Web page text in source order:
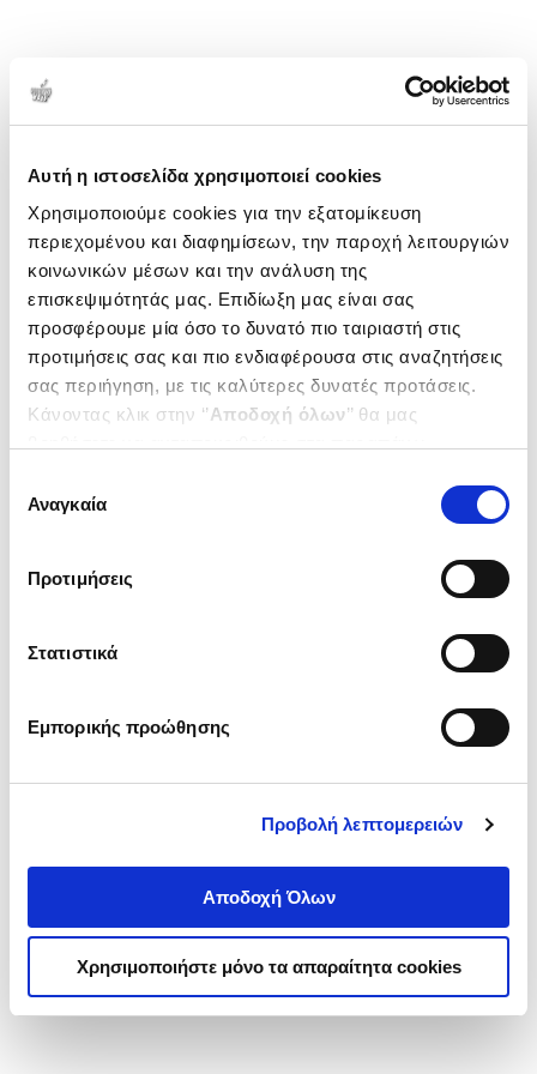
Αυτή η ιστοσελίδα χρησιμοποιεί cookies
Χρησιμοποιούμε cookies για την εξατομίκευση
περιεχομένου και διαφημίσεων, την παροχή λειτουργιών
κοινωνικών μέσων και την ανάλυση της
επισκεψιμότητάς μας. Επιδίωξη μας είναι σας
προσφέρουμε μία όσο το δυνατό πιο ταιριαστή στις
προτιμήσεις σας και πιο ενδιαφέρουσα στις αναζητήσεις
σας περιήγηση, με τις καλύτερες δυνατές προτάσεις.
Κάνοντας κλικ στην ‘’Αποδοχή όλων’’ θα μας
ενδιαφέρουν και να επιλέξετε από τα παρακάτω με την
΄΄και να ενημερωθείτε σχετικά με
συγκατάθεσης
Αναγκαία
Προτιμήσεις
Στατιστικά
Εμπορικής προώθησης
Προβολή λεπτομερειών
Αποδοχή Όλων
Χρησιμοποιήστε μόνο τα απαραίτητα cookies